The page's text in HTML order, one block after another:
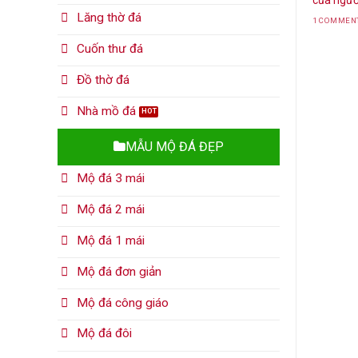
Lăng thờ đá
Cuốn thư đá
Đồ thờ đá
Nhà mồ đá
MẪU MỘ ĐÁ ĐẸP
Mộ đá 3 mái
Mộ đá 2 mái
Mộ đá 1 mái
Mộ đá đơn giản
Mộ đá công giáo
Mộ đá đôi
1